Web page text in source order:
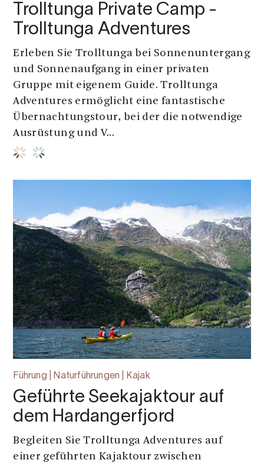
Trolltunga Private Camp -
Trolltunga Adventures
Erleben Sie Trolltunga bei Sonnenuntergang
und Sonnenaufgang in einer privaten
Gruppe mit eigenem Guide. Trolltunga
Adventures ermöglicht eine fantastische
Übernachtungstour, bei der die notwendige
Ausrüstung und V...
Führung | Naturführungen | Kajak
Geführte Seekajaktour auf
dem Hardangerfjord
Begleiten Sie Trolltunga Adventures auf
einer geführten Kajaktour zwischen